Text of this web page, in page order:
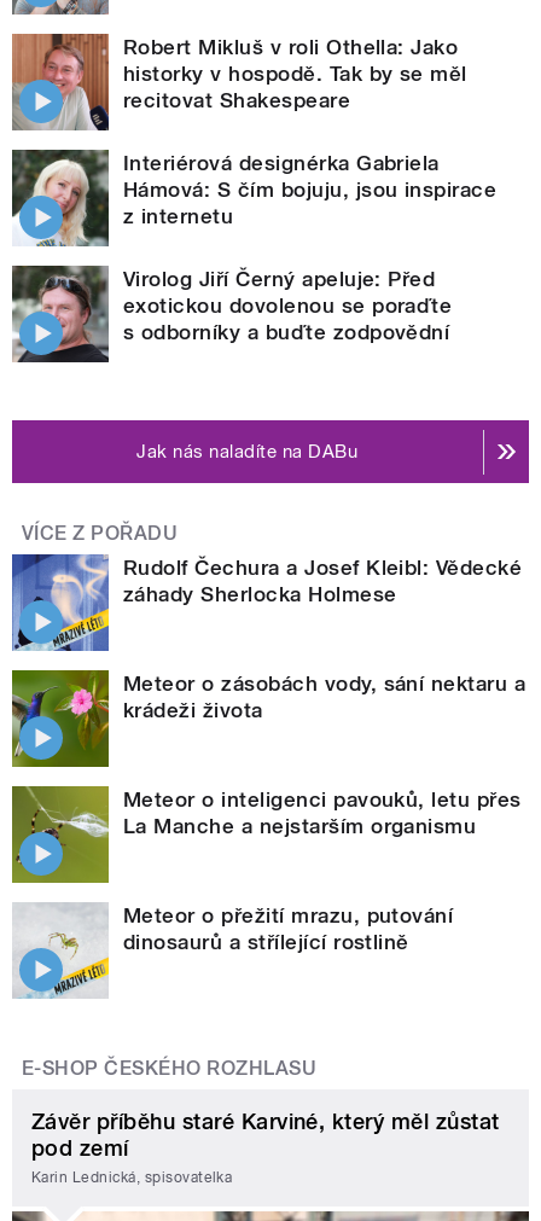
Robert Mikluš v roli Othella: Jako
historky v hospodě. Tak by se měl
recitovat Shakespeare
Interiérová designérka Gabriela
Hámová: S čím bojuju, jsou inspirace
z internetu
Virolog Jiří Černý apeluje: Před
exotickou dovolenou se poraďte
s odborníky a buďte zodpovědní
Jak nás naladíte na DABu
VÍCE Z POŘADU
Rudolf Čechura a Josef Kleibl: Vědecké
záhady Sherlocka Holmese
Meteor o zásobách vody, sání nektaru a
krádeži života
Meteor o inteligenci pavouků, letu přes
La Manche a nejstarším organismu
Meteor o přežití mrazu, putování
dinosaurů a střílející rostlině
E-SHOP ČESKÉHO ROZHLASU
Závěr příběhu staré Karviné, který měl zůstat
pod zemí
Karin Lednická, spisovatelka